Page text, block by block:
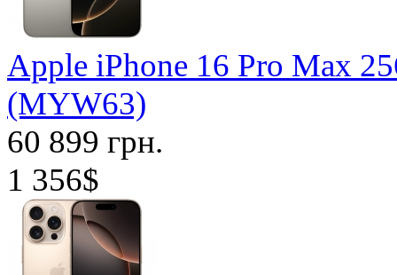
Apple iPhone 16 Pro Max
(MYW63)
60 899 грн.
1 356$